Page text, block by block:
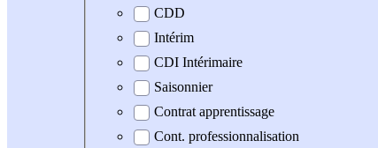
CDD
Intérim
CDI Intérimaire
Saisonnier
Contrat apprentissage
Cont. professionnalisation